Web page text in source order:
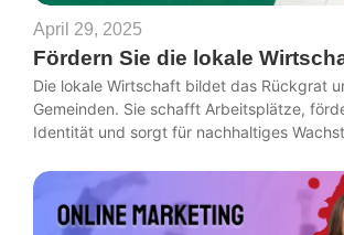
April 29, 2025
Fördern Sie die lokale
Die lokale Wirtschaft bildet das Rückgrat
Gemeinden. Sie schafft Arbeitsplätze,
Identität und sorgt für nachhaltiges